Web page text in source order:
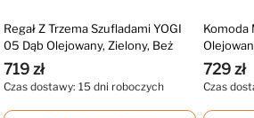
Regał Z Trzema Szufladami YOGI
05 Dąb Olejowany, Zielony, Beż
719 zł
Czas dostawy: 15 dni roboczych
Komoda
729 zł
Czas